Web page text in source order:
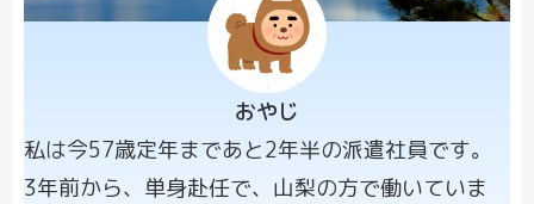
プロフィー
ル画像
おやじ
私は今57歳定年まであと2年半の派遣社員です。
3年前から、単身赴任で、山梨の方で働いていま